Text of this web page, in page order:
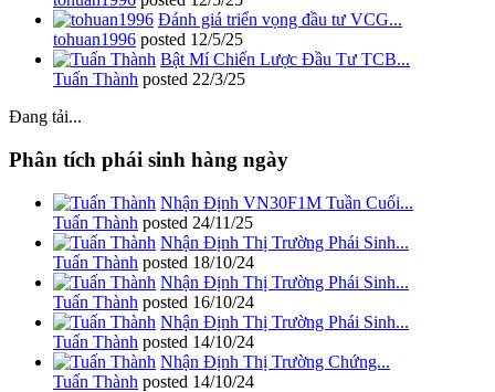
Đánh giá triển vọng đầu tư VCG...
tohuan1996 posted 12/5/25
Bật Mí Chiến Lược Đầu Tư TCB...
Tuấn Thành posted 22/3/25
Đang tải...
Phân tích phái sinh hàng ngày
Nhận Định VN30F1M Tuần Cuối...
Tuấn Thành posted 24/11/25
Nhận Định Thị Trường Phái Sinh...
Tuấn Thành posted 18/10/24
Nhận Định Thị Trường Phái Sinh...
Tuấn Thành posted 16/10/24
Nhận Định Thị Trường Phái Sinh...
Tuấn Thành posted 14/10/24
Nhận Định Thị Trường Chứng...
Tuấn Thành posted 14/10/24